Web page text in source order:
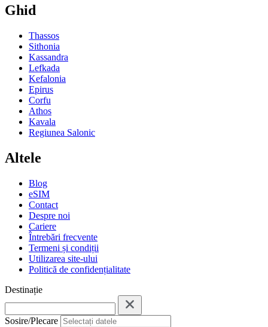
Ghid
Thassos
Sithonia
Kassandra
Lefkada
Kefalonia
Epirus
Corfu
Athos
Kavala
Regiunea Salonic
Altele
Blog
eSIM
Contact
Despre noi
Cariere
Întrebări frecvente
Termeni și condiții
Utilizarea site-ului
Politică de confidențialitate
Destinație
Sosire/Plecare